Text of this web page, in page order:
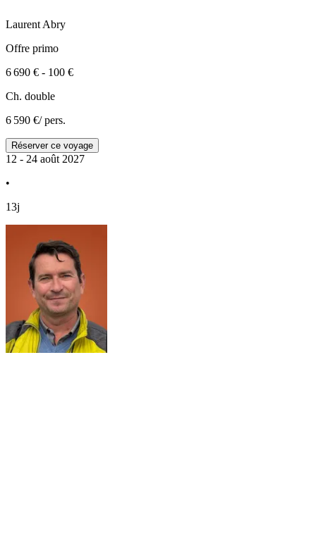
Laurent Abry
Offre primo
6 690 € - 100 €
Ch. double
6 590 €/ pers.
Réserver ce voyage
12 - 24 août 2027
•
13j